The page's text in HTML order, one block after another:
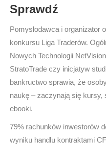
Sprawdź
Pomysłodawca i organizator
konkursu Liga Traderów.
Nowych Technologii
StratoTrade czy inicjatyw
bankructwo sprawia, że
naukę – zaczynają się
ebooki.
79% rachunków inwestorów
wyniku handlu kontraktami